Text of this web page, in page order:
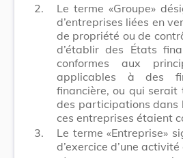
2.
Le terme «Groupe»
d’entreprises liées en
de propriété ou de
d’établir des États
conformes aux
applicables à des
financière, ou qui serait
des participations dans
ces entreprises étaient
3.
Le terme «Entreprise»
d’exercice d’une